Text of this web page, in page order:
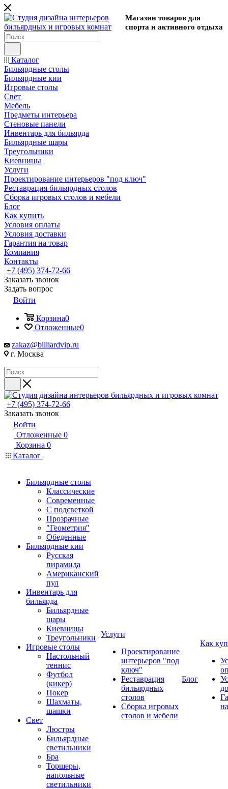
Магазин товаров для
спорта и активного отдыха
Каталог
Бильярдные столы
Бильярдные кии
Игровые столы
Свет
Мебель
Предметы интерьера
Стеновые панели
Инвентарь для бильярда
Бильярдные шары
Треугольники
Киевницы
Услуги
Проектирование интерьеров "под ключ"
Реставрация бильярдных столов
Сборка игровых столов и мебели
Блог
Как купить
Условия оплаты
Условия доставки
Гарантия на товар
Компания
Контакты
+7 (495) 374-72-66
Заказать звонок
Задать вопрос
Войти
Корзина0
Отложенные0
zakaz@billiardvip.ru
г. Москва
+7 (495) 374-72-66
Заказать звонок
Войти
Отложенные 0
Корзина 0
Каталог
Бильярдные столы
Классические
Современные
С подсветкой
Прозрачные
"Геометрия"
Обеденные
Бильярдные кии
Русская
пирамида
Американский
пул
Инвентарь для
бильярда
Бильярдные
шары
Киевницы
Треугольники
Игровые столы
Настольный
теннис
Футбол
(кикер)
Покер
Шахматы,
шашки
Свет
Люстры
Бильярдные
светильники
Бра
Торшеры,
напольные
светильники
Услуги
Проектирование
интерьеров "под
ключ"
Реставрация
бильярдных
столов
Сборка игровых
столов и мебели
Блог
Как